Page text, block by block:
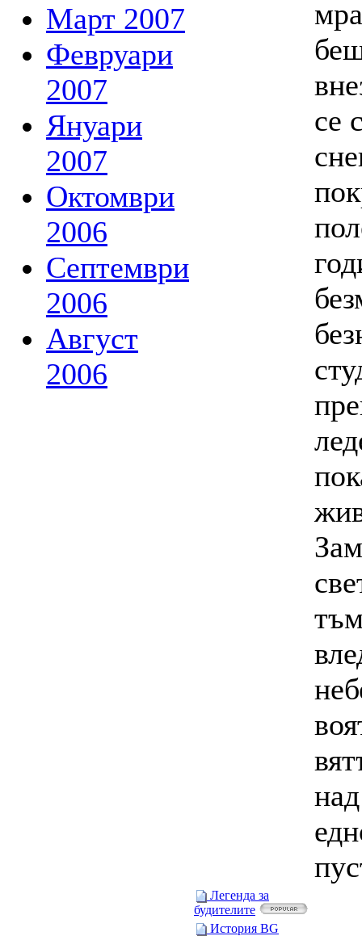
Март 2007
Февруари
2007
Януари
2007
Октомври
2006
Септември
2006
Август
2006
се
над
Легенда за
будителите
История BG